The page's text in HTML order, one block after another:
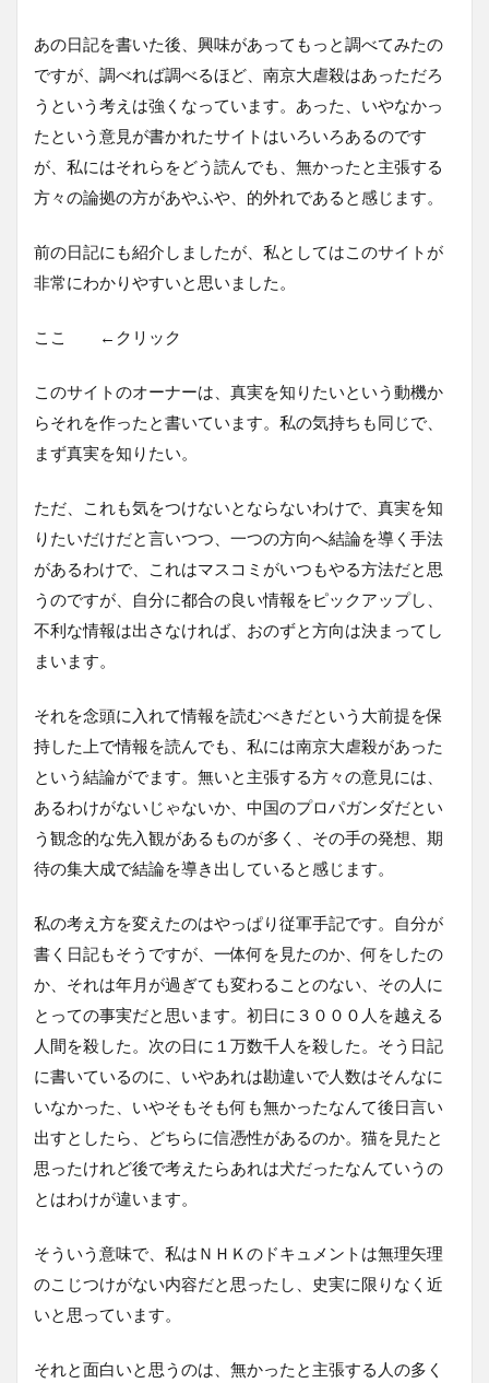
あの日記を書いた後、興味があってもっと調べてみたの
ですが、調べれば調べるほど、南京大虐殺はあっただろ
うという考えは強くなっています。あった、いやなかっ
たという意見が書かれたサイトはいろいろあるのです
が、私にはそれらをどう読んでも、無かったと主張する
方々の論拠の方があやふや、的外れであると感じます。
前の日記にも紹介しましたが、私としてはこのサイトが
非常にわかりやすいと思いました。
ここ ←クリック
このサイトのオーナーは、真実を知りたいという動機か
らそれを作ったと書いています。私の気持ちも同じで、
まず真実を知りたい。
ただ、これも気をつけないとならないわけで、真実を知
りたいだけだと言いつつ、一つの方向へ結論を導く手法
があるわけで、これはマスコミがいつもやる方法だと思
うのですが、自分に都合の良い情報をピックアップし、
不利な情報は出さなければ、おのずと方向は決まってし
まいます。
それを念頭に入れて情報を読むべきだという大前提を保
持した上で情報を読んでも、私には南京大虐殺があった
という結論がでます。無いと主張する方々の意見には、
あるわけがないじゃないか、中国のプロパガンダだとい
う観念的な先入観があるものが多く、その手の発想、期
待の集大成で結論を導き出していると感じます。
私の考え方を変えたのはやっぱり従軍手記です。自分が
書く日記もそうですが、一体何を見たのか、何をしたの
か、それは年月が過ぎても変わることのない、その人に
とっての事実だと思います。初日に３０００人を越える
人間を殺した。次の日に１万数千人を殺した。そう日記
に書いているのに、いやあれは勘違いで人数はそんなに
いなかった、いやそもそも何も無かったなんて後日言い
出すとしたら、どちらに信憑性があるのか。猫を見たと
思ったけれど後で考えたらあれは犬だったなんていうの
とはわけが違います。
そういう意味で、私はＮＨＫのドキュメントは無理矢理
のこじつけがない内容だと思ったし、史実に限りなく近
いと思っています。
それと面白いと思うのは、無かったと主張する人の多く